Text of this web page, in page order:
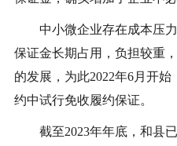
中小微企业存在成本压力
保证金长期占用，负担较重
的发展，为此2022年6月开
约中试行免收履约保证。
截至2023年年底，和县已